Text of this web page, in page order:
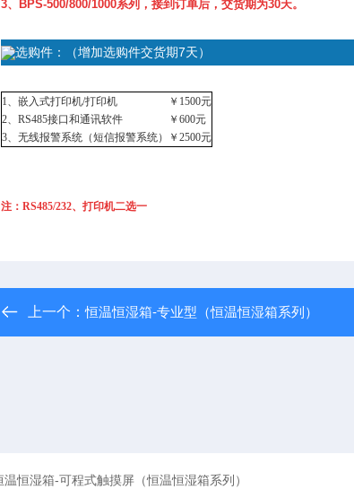
3、BPS-500/800/1000系列，接到订单后，交货期为30天。
选购件：（增加选购件交货期7天）
1、嵌入式打印机/打印机 ￥ 1500元
2、RS485接口和通讯软件 ￥600元
3、无线报警系统（短信报警系统） ￥2500元
注：RS485/232、打印机二选一
上一个：恒温恒湿箱-专业型（恒温恒湿箱系列）